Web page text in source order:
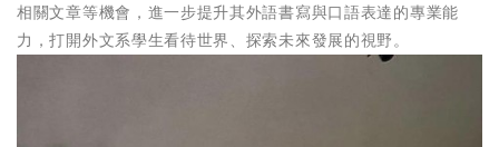
相關文章等機會，進一步提升其外語書寫與口語表達的專業能
力，打開外文系學生看待世界、探索未來發展的視野。